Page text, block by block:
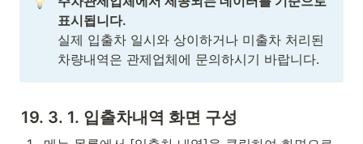
실제 입출차 일시와 상이하거나 미출차 처리된
차량내역은 관제업체에 문의하시기 바랍니다.
19. 3. 1. 입출차내역 화면 구성